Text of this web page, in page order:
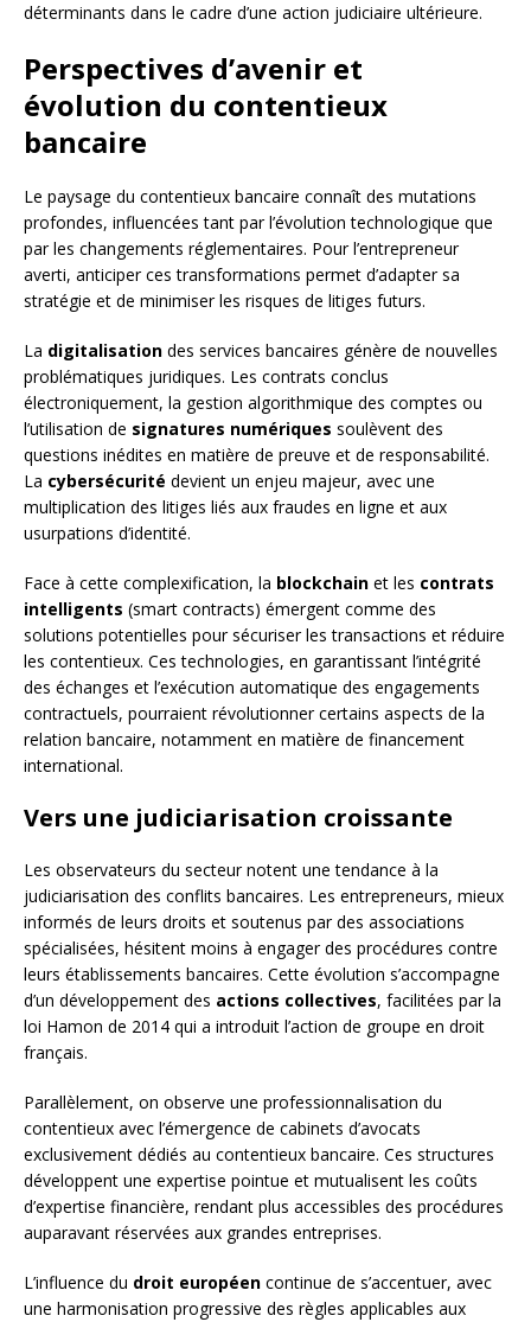
déterminants dans le cadre d’une action judiciaire ultérieure.
Perspectives d’avenir et
évolution du contentieux
bancaire
Le paysage du contentieux bancaire connaît des mutations
profondes, influencées tant par l’évolution technologique que
par les changements réglementaires. Pour l’entrepreneur
averti, anticiper ces transformations permet d’adapter sa
stratégie et de minimiser les risques de litiges futurs.
La digitalisation des services bancaires génère de nouvelles
problématiques juridiques. Les contrats conclus
électroniquement, la gestion algorithmique des comptes ou
l’utilisation de signatures numériques soulèvent des
questions inédites en matière de preuve et de responsabilité.
La cybersécurité devient un enjeu majeur, avec une
multiplication des litiges liés aux fraudes en ligne et aux
usurpations d’identité.
Face à cette complexification, la blockchain et les contrats
intelligents (smart contracts) émergent comme des
solutions potentielles pour sécuriser les transactions et réduire
les contentieux. Ces technologies, en garantissant l’intégrité
des échanges et l’exécution automatique des engagements
contractuels, pourraient révolutionner certains aspects de la
relation bancaire, notamment en matière de financement
international.
Vers une judiciarisation croissante
Les observateurs du secteur notent une tendance à la
judiciarisation des conflits bancaires. Les entrepreneurs, mieux
informés de leurs droits et soutenus par des associations
spécialisées, hésitent moins à engager des procédures contre
leurs établissements bancaires. Cette évolution s’accompagne
d’un développement des actions collectives, facilitées par la
loi Hamon de 2014 qui a introduit l’action de groupe en droit
français.
Parallèlement, on observe une professionnalisation du
contentieux avec l’émergence de cabinets d’avocats
exclusivement dédiés au contentieux bancaire. Ces structures
développent une expertise pointue et mutualisent les coûts
d’expertise financière, rendant plus accessibles des procédures
auparavant réservées aux grandes entreprises.
L’influence du droit européen continue de s’accentuer, avec
une harmonisation progressive des règles applicables aux